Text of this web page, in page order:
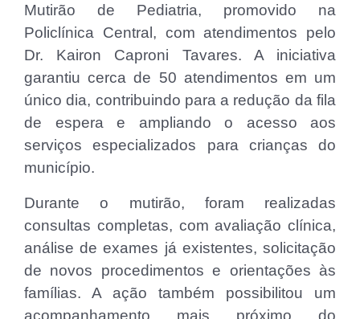
Mutirão de Pediatria, promovido na
Policlínica Central, com atendimentos pelo
Dr. Kairon Caproni Tavares. A iniciativa
garantiu cerca de 50 atendimentos em um
único dia, contribuindo para a redução da fila
de espera e ampliando o acesso aos
serviços especializados para crianças do
município.
Durante o mutirão, foram realizadas
consultas completas, com avaliação clínica,
análise de exames já existentes, solicitação
de novos procedimentos e orientações às
famílias. A ação também possibilitou um
acompanhamento mais próximo do